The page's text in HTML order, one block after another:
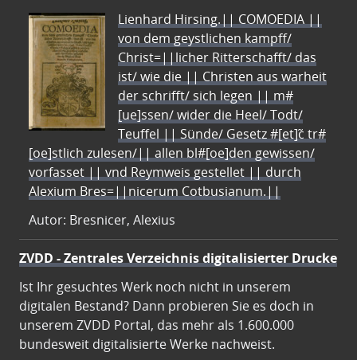
Lienhard Hirsing.|| COMOEDIA ||
von dem geystlichen kampff/
Christ=||licher Ritterschafft/ das
ist/ wie die || Christen aus warheit
der schrifft/ sich legen || m#
[ue]ssen/ wider die Heel/ Todt/
Teuffel || Sünde/ Gesetz #[et]c̃ tr#
[oe]stlich zulesen/|| allen bl#[oe]den gewissen/
vorfasset || vnd Reymweis gestellet || durch
Alexium Bres=||nicerum Cotbusianum.||
Autor: Bresnicer, Alexius
ZVDD - Zentrales Verzeichnis digitalisierter Drucke
Ist Ihr gesuchtes Werk noch nicht in unserem
digitalen Bestand? Dann probieren Sie es doch in
unserem ZVDD Portal, das mehr als 1.600.000
bundesweit digitalisierte Werke nachweist.